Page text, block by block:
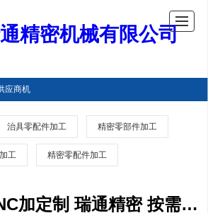
精密机械有限公司
应商机
治具零配件加工 精密零部件加工
工 精密零配件加工
北京钛合金CNC加定制 瑞通精密 按需定制